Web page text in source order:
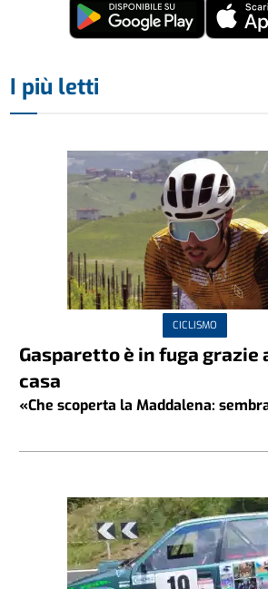
I più letti
CICLISMO
Gasparetto è in fuga
casa
«Che scoperta la Maddalena: